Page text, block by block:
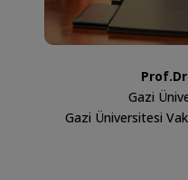
Gazi
Gazi Üniversitesi